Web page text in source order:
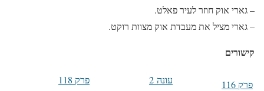
– גארי אוק חוזר לעיר פאלט.
– גארי מציל את מעבדת אוק מצוות רוקט.
קישורים
פרק 116 עונה 2 פרק 118